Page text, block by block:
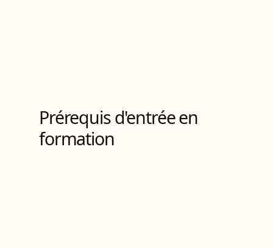
Prérequis d'entrée en
formation